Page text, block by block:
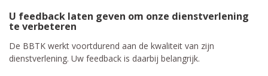
U feedback laten geven om onze dienstverlening
te verbeteren
De BBTK werkt voortdurend aan de kwaliteit van zijn
dienstverlening. Uw feedback is daarbij belangrijk.